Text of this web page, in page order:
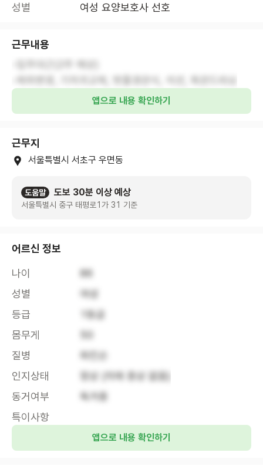
성별
여성 요양보호사 선호
근무내용
앱으로 내용 확인하기
근무지
서울특별시 서초구 우면동
도움말 도보 30분 이상 예상
서울특별시 중구 태평로1가 31 기준
어르신 정보
나이
86
성별
여성
등급
1등급
몸무게
50
질병
파킨슨
인지상태
정상 (치매 증상 없음)
동거여부
독거중
특이사항
앱으로 내용 확인하기